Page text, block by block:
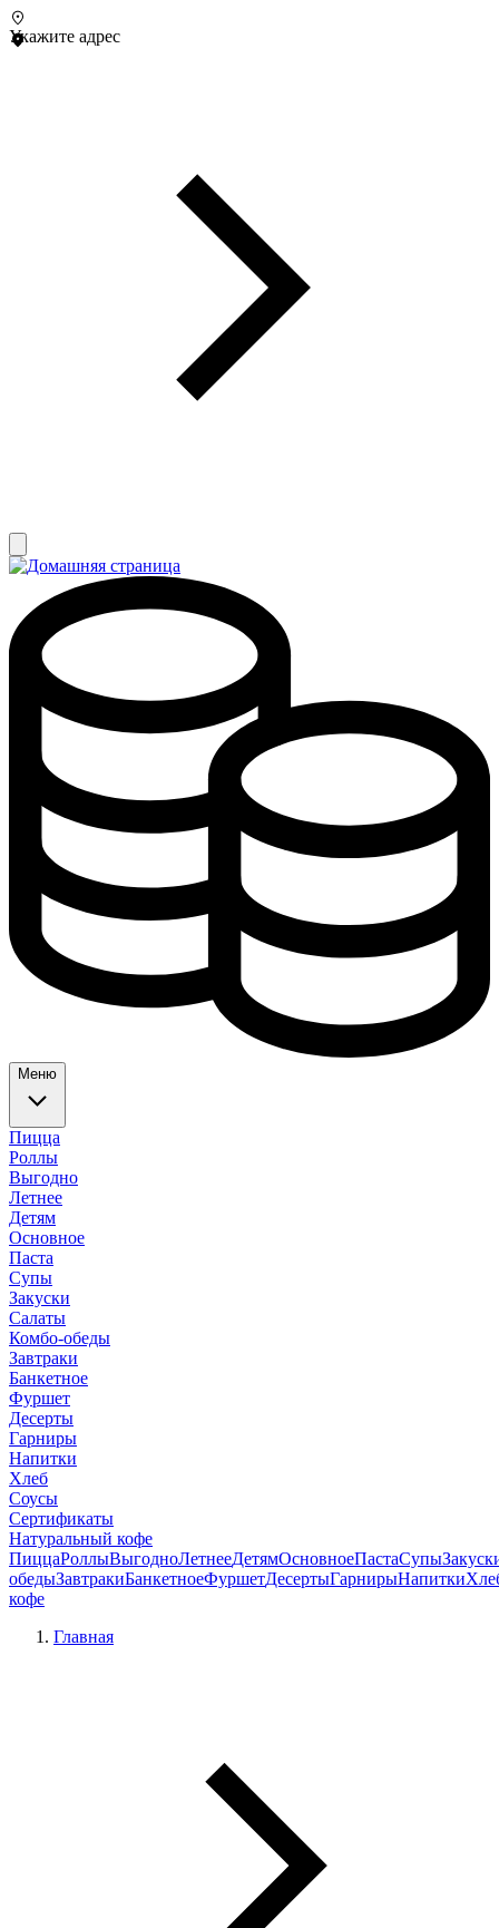
Укажите адрес
Меню
Пицца
Роллы
Выгодно
Летнее
Детям
Основное
Паста
Супы
Закуски
Салаты
Комбо-обеды
Завтраки
Банкетное
Фуршет
Десерты
Гарниры
Напитки
Хлеб
Соусы
Сертификаты
Натуральный кофе
ПиццаРоллыВыгодноЛетнееДетямОсновноеПастаСупы
обедыЗавтракиБанкетноеФуршетДесертыГарнирыНапитки
кофе
Главная